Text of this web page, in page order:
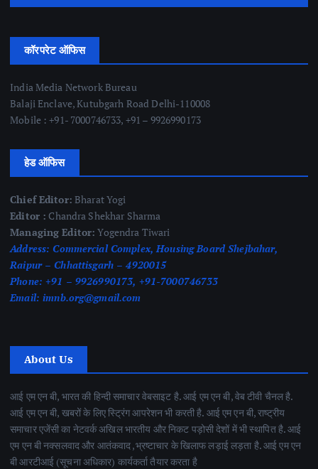
कॉरपरेट ऑफिस
India Media Network Bureau
Balaji Enclave, Kutubgarh Road Delhi-110008
Mobile : +91- 7000746733, +91 – 9926990173
हेड ऑफिस
Chief Editor: Bharat Yogi
Editor : Chandra Shekhar Sharma
Managing Editor: Yogendra Tiwari
Address: Commercial Complex, Housing Board Shejbahar,
Raipur – Chhattisgarh – 4920015
Phone: +91 – 9926990173, +91-7000746733
Email: imnb.org@gmail.com
About Us
आई एम एन बी, भारत की हिन्दी समाचार वेबसाइट है. आई एम एन बी, वेब टीवी चैनल है.
आई एम एन बी, खबरों के लिए स्ट्रिंग आपरेशन भी करती है. आई एम एन बी, राष्ट्रीय
समाचार एजेंसी का नेटवर्क अखिल भारतीय और निकट पड़ोसी देशों में भी स्थापित है. आई
एम एन बी नक्सलवाद और आतंकवाद ,भ्रष्टाचार के खिलाफ लड़ाई लड़ता है. आई एम एन
बी आरटीआई (सूचना अधिकार) कार्यकर्ता तैयार करता है